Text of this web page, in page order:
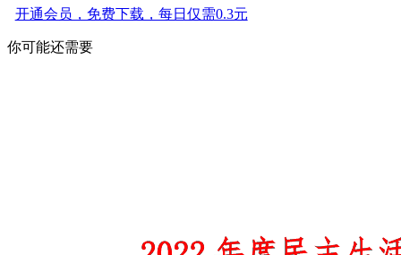
开通会员，免费下载，每日仅需0.3元
你可能还需要